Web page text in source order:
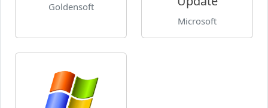
Goldensoft
Microsoft